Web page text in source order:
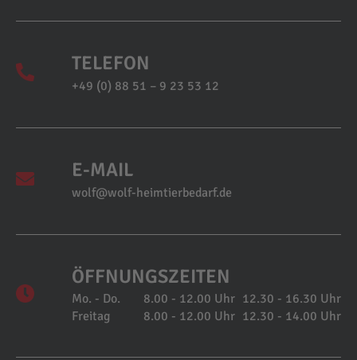
TELEFON
+49 (0) 88 51 – 9 23 53 12
E-MAIL
wolf@wolf-heimtierbedarf.de
ÖFFNUNGSZEITEN
Mo. - Do. 8.00 - 12.00 Uhr 12.30 - 16.30 Uhr
Freitag
8.00 - 12.00 Uhr 12.30 - 14.00 Uhr